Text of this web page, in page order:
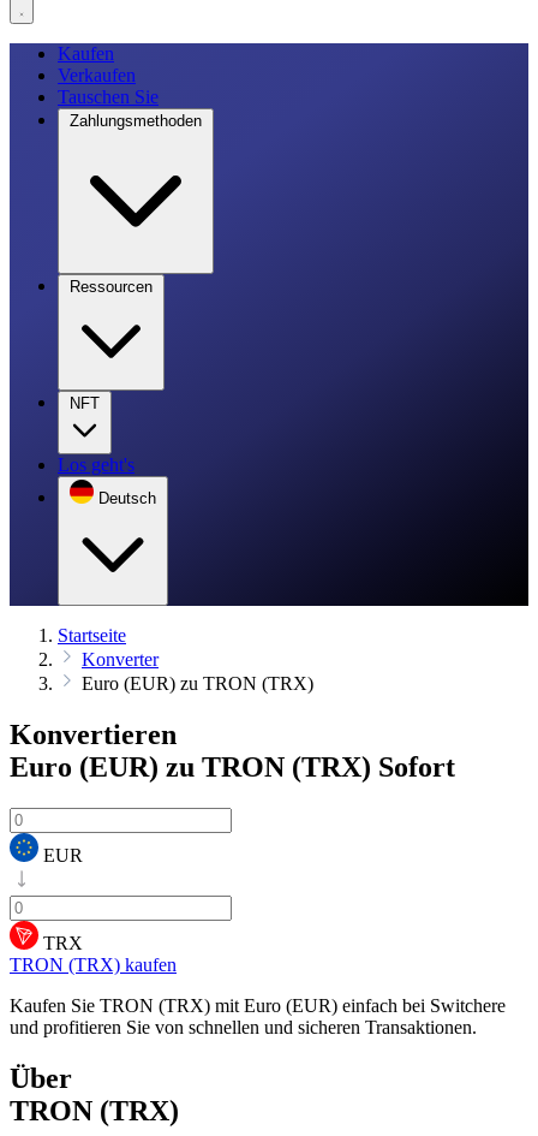
Kaufen
Verkaufen
Tauschen Sie
Zahlungsmethoden
Ressourcen
NFT
Los geht's
Deutsch
Startseite
Konverter
Euro (EUR) zu TRON (TRX)
Konvertieren
Euro (EUR) zu TRON (TRX) Sofort
EUR
TRX
TRON (TRX) kaufen
Kaufen Sie TRON (TRX) mit Euro (EUR) einfach bei Switchere
und profitieren Sie von schnellen und sicheren Transaktionen.
Über
TRON (TRX)